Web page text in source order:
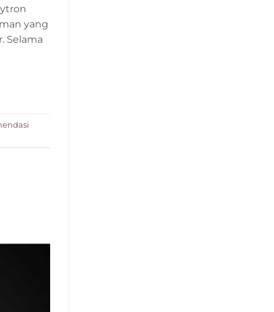
yang
Selama